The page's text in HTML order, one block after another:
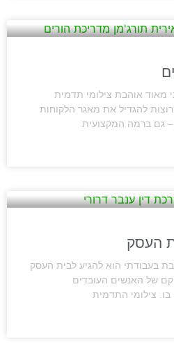
אוהבת צילומי תדמית
להגדיל את מאגר הלקוחות
גם ברמה המקצועית
העסק
בעבודתי הוא להגיע לבית העסק
של האנשים העובדים
צילומי התדמית